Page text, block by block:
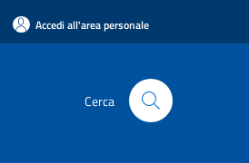
Accedi all'area personale
Cerca